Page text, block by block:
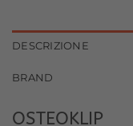
DESCRIZIONE
BRAND
OSTEOKLIP